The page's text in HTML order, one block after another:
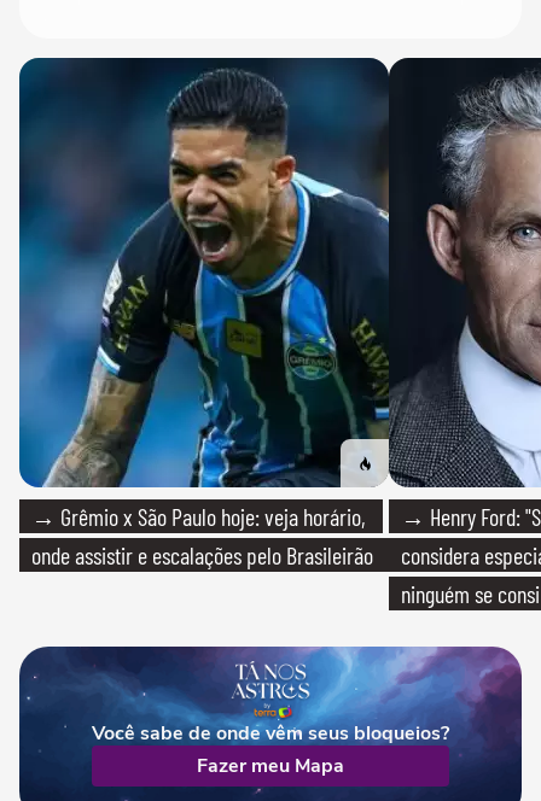
→ Grêmio x São Paulo hoje: veja horário,
onde assistir e escalações pelo Brasileirão
→ Henry Ford:
considera
ninguém se
Você sabe de onde vêm seus bloqueios?
Fazer meu Mapa